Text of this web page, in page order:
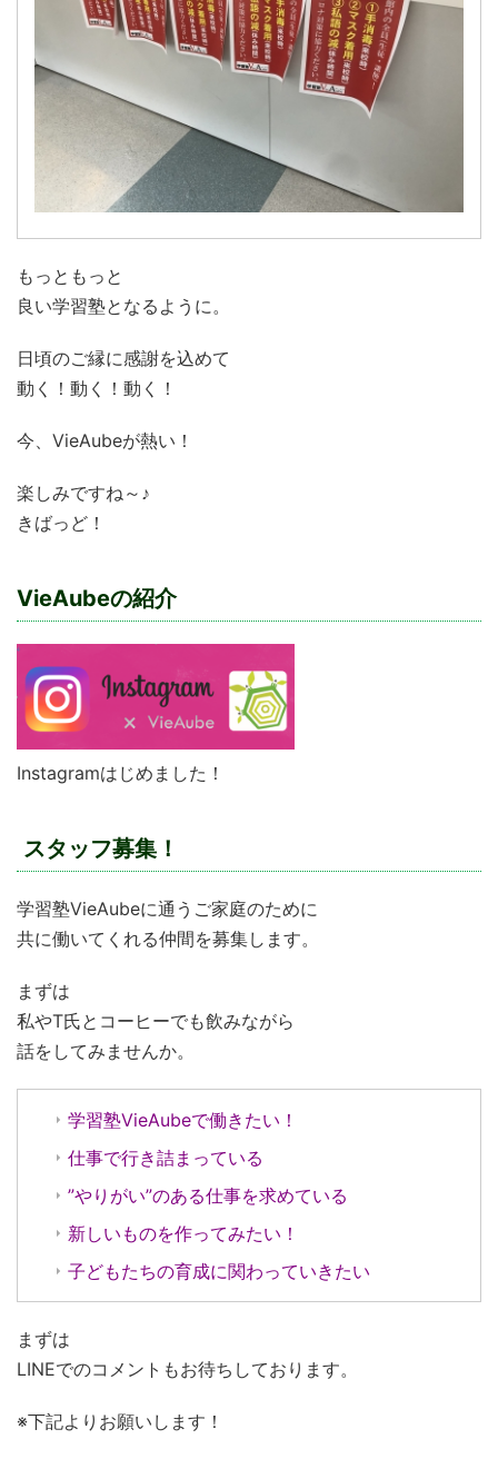
もっともっと
良い学習塾となるように。
日頃のご縁に感謝を込めて
動く！動く！動く！
今、VieAubeが熱い！
楽しみですね～♪
きばっど！
VieAubeの紹介
Instagramはじめました！
スタッフ募集！
学習塾VieAubeに通うご家庭のために
共に働いてくれる仲間を募集します。
まずは
私やT氏とコーヒーでも飲みながら
話をしてみませんか。
学習塾VieAubeで働きたい！
仕事で行き詰まっている
”やりがい”のある仕事を求めている
新しいものを作ってみたい！
子どもたちの育成に関わっていきたい
まずは
LINEでのコメントもお待ちしております。
※下記よりお願いします！